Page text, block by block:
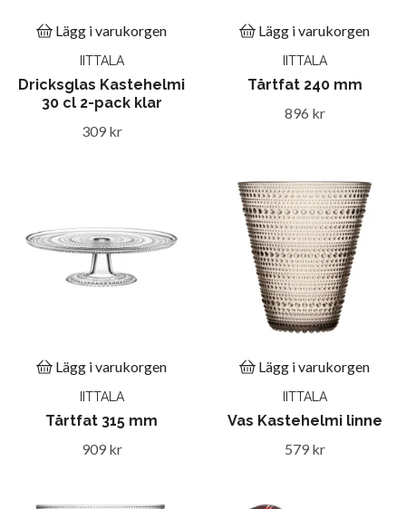
Lägg i varukorgen
IITTALA
Dricksglas Kastehelmi
30 cl 2-pack klar
309 kr
Lägg i varukorgen
IITTALA
Tårtfat 240 mm
896 kr
Lägg i varukorgen
IITTALA
Tårtfat 315 mm
909 kr
Lägg i varukorgen
IITTALA
Vas Kastehelmi linne
579 kr